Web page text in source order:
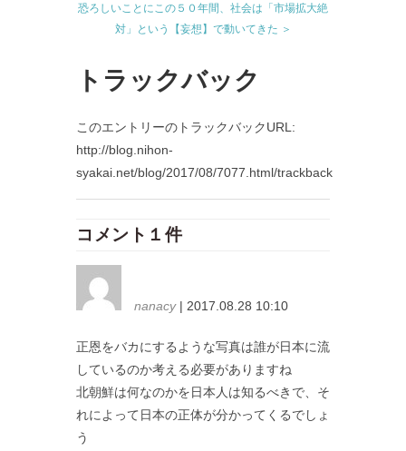
恐ろしいことにこの５０年間、社会は「市場拡大絶
対」という【妄想】で動いてきた ＞
トラックバック
このエントリーのトラックバックURL:
http://blog.nihon-
syakai.net/blog/2017/08/7077.html/trackback
コメント１件
nanacy| 2017.08.28 10:10
正恩をバカにするような写真は誰が日本に流
しているのか考える必要がありますね
北朝鮮は何なのかを日本人は知るべきで、そ
れによって日本の正体が分かってくるでしょ
う